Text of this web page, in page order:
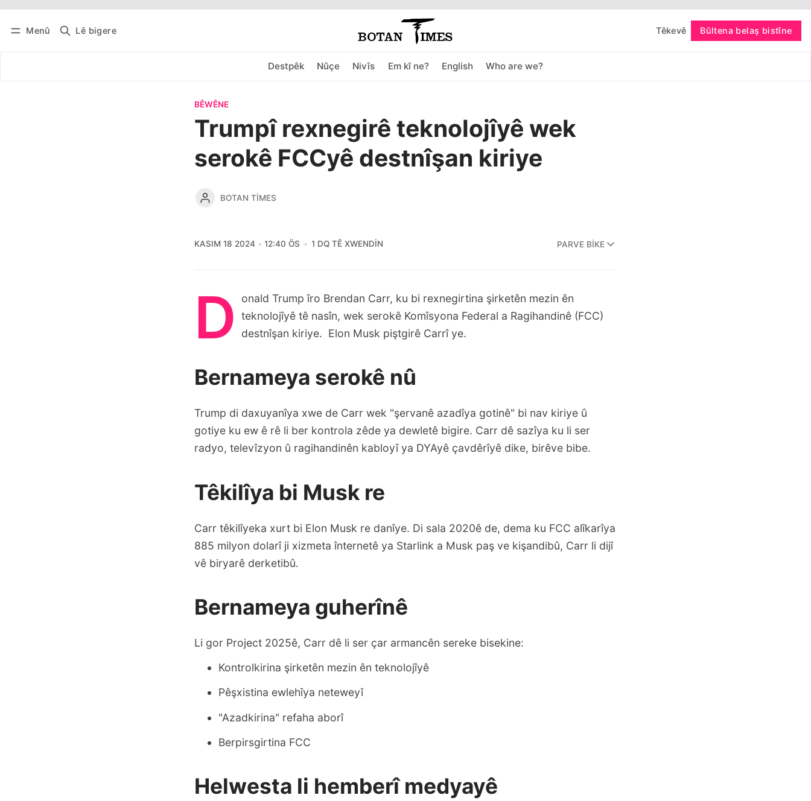
Menû Lê bigere Têkevê Bûltena belaş bistîne
Destpêk Nûçe Nivîs Em kî ne? English Who are we?
Têkevê Bûltena belaş bistîne bişopîne
BÊWÊNE
Trumpî rexnegirê teknolojîyê wek
serokê FCCyê destnîşan kiriye
BOTAN TIMES
KASIM 18 2024 12:40 ÖS 1 DQ TÊ XWENDIN PARVE BIKE
D
onald Trump îro Brendan Carr, ku bi rexnegirtina şirketên mezin ên
teknolojîyê tê nasîn, wek serokê Komîsyona Federal a Ragihandinê (FCC)
destnîşan kiriye. Elon Musk piştgirê Carrî ye.
Bernameya serokê nû
Trump di daxuyanîya xwe de Carr wek "şervanê azadîya gotinê" bi nav kiriye û
gotiye ku ew ê rê li ber kontrola zêde ya dewletê bigire. Carr dê sazîya ku li ser
radyo, televîzyon û ragihandinên kabloyî ya DYAyê çavdêrîyê dike, birêve bibe.
Têkilîya bi Musk re
Carr têkilîyeka xurt bi Elon Musk re danîye. Di sala 2020ê de, dema ku FCC alîkarîya
885 milyon dolarî ji xizmeta înternetê ya Starlink a Musk paş ve kişandibû, Carr li dijî
vê biryarê derketibû.
Bernameya guherînê
Li gor Project 2025ê, Carr dê li ser çar armancên sereke bisekine:
Kontrolkirina şirketên mezin ên teknolojîyê
Pêşxistina ewlehîya neteweyî
"Azadkirina" refaha aborî
Berpirsgirtina FCC
Helwesta li hemberî medyayê